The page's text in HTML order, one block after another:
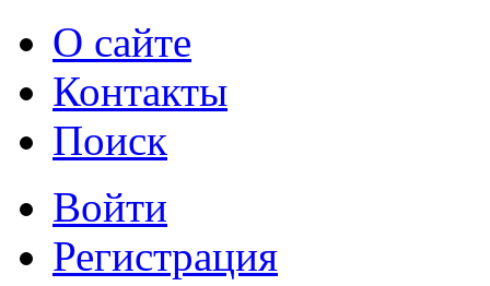
О сайте
Контакты
Поиск
Войти
Регистрация